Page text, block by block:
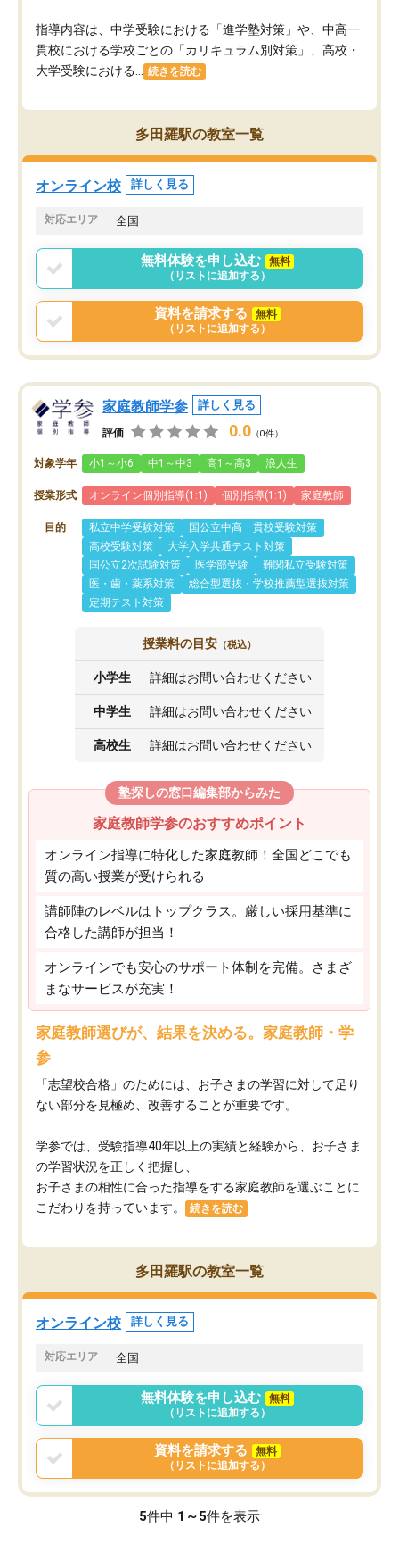
指導内容は、中学受験における「進学塾対策」や、中高一
貫校における学校ごとの「カリキュラム別対策」、高校・
大学受験における...
続きを読む
多田羅駅の教室一覧
オンライン校 詳しく見る
対応エリア 全国
無料体験を申し込む
無料
（リストに追加する）
資料を請求する
無料
（リストに追加する）
家庭教師学参 詳しく見る
評価 0.0 （0件）
対象学年 小1～小6 中1～中3 高1～高3 浪人生
授業形式 オンライン個別指導(1:1) 個別指導(1:1) 家庭教師
目的 私立中学受験対策
国公立中高一貫校受験対策
高校受験対策
大学入学共通テスト対策
国公立2次試験対策
医学部受験
難関私立受験対策
医・歯・薬系対策
総合型選抜・学校推薦型選抜対策
定期テスト対策
授業料の目安 （税込）
小学生 詳細はお問い合わせください
中学生 詳細はお問い合わせください
高校生 詳細はお問い合わせください
塾探しの窓口編集部からみた
家庭教師学参のおすすめポイント
オンライン指導に特化した家庭教師！全国どこでも
質の高い授業が受けられる
講師陣のレベルはトップクラス。厳しい採用基準に
合格した講師が担当！
オンラインでも安心のサポート体制を完備。さまざ
まなサービスが充実！
家庭教師選びが、結果を決める。家庭教師・学
参
「志望校合格」のためには、お子さまの学習に対して足り
ない部分を見極め、改善することが重要です。
学参では、受験指導40年以上の実績と経験から、お子さま
の学習状況を正しく把握し、
お子さまの相性に合った指導をする家庭教師を選ぶことに
こだわりを持っています。
続きを読む
多田羅駅の教室一覧
オンライン校 詳しく見る
対応エリア 全国
無料体験を申し込む
無料
（リストに追加する）
資料を請求する
無料
（リストに追加する）
5件中 1～5件を表示